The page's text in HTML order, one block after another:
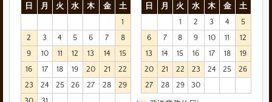
日
月 火 水 木 金
土
1
2
3 4 5 6 7
8
9
10 11 12 13 14
15
16
17 18 19 20 21
22
23
24 25 26 27 28
29
日
月 火 水 木 金
土
1
2 3 4
5
6
7 8 9 10 11
12
13
14 15 16 17 18
19
20
21 22 23 24 25
26
27
28 29 30